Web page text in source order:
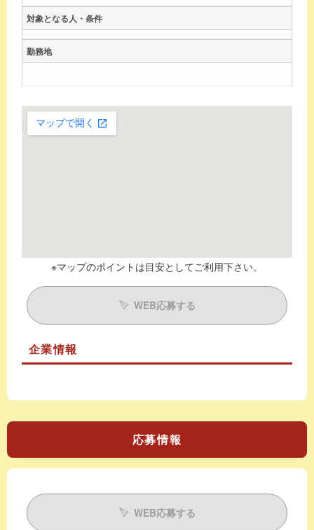
対象となる人・条件
勤務地
※マップのポイントは目安としてご利用下さい。
WEB応募する
企業情報
応募情報
WEB応募する